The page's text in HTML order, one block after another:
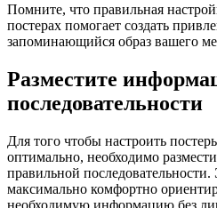
Помните, что правильная
постерах помогает создать
запоминающийся образ вашего
Разместите
последовательности
Для того чтобы настроить
оптимально, необходимо
правильной
максимально комфортно
необходимую информацию без